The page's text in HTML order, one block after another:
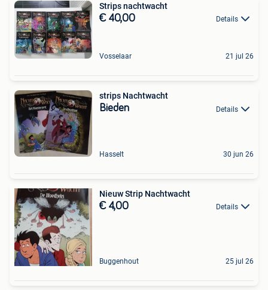
Strips nachtwacht
€ 40,00 Details
Vosselaar 21 jul 26
strips Nachtwacht
Bieden Details
Hasselt 30 jun 26
Nieuw Strip Nachtwacht
€ 4,00 Details
Buggenhout 25 jul 26